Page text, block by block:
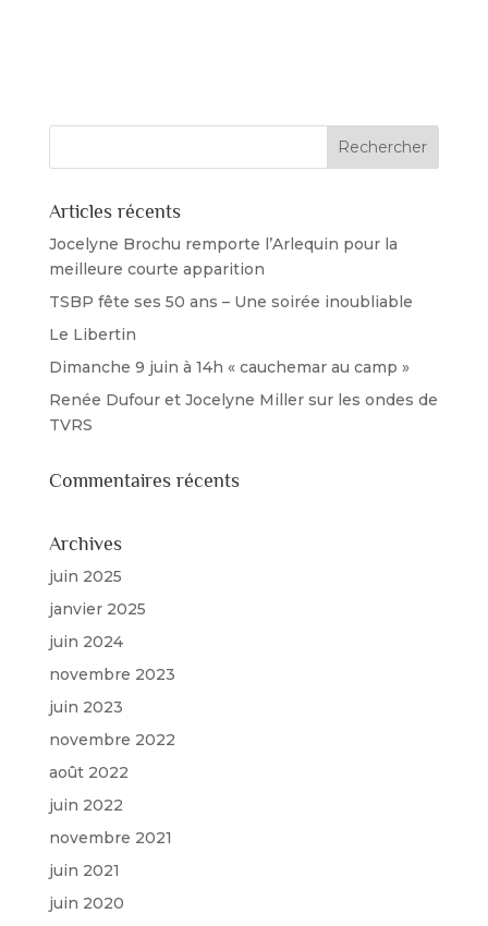
Articles récents
Jocelyne Brochu remporte l’Arlequin pour la
meilleure courte apparition
TSBP fête ses 50 ans – Une soirée inoubliable
Le Libertin
Dimanche 9 juin à 14h « cauchemar au camp »
Renée Dufour et Jocelyne Miller sur les ondes de
TVRS
Commentaires récents
Archives
juin 2025
janvier 2025
juin 2024
novembre 2023
juin 2023
novembre 2022
août 2022
juin 2022
novembre 2021
juin 2021
juin 2020